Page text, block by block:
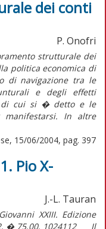
dei conti
P. Onofri
strutturale dei
politica economica di
di navigazione tra le
e degli effetti
di cui si � detto e le
In altre
15/06/2004, pag. 397
Pio X-
J.-L. Tauran
XXIII. Edizione
� 75,00. 1024112 Il